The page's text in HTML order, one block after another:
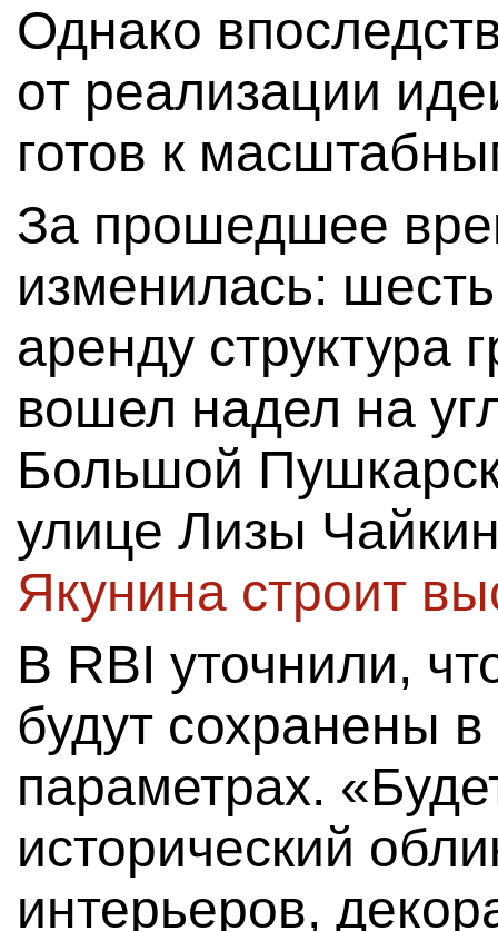
Однако
от реализации
готов к
За прошедшее
изменилась:
аренду структура
вошел надел на
Большой
улице Лизы
Якунина строит
В RBI уточнили,
будут сохранены
параметрах.
исторический
интерьеров,